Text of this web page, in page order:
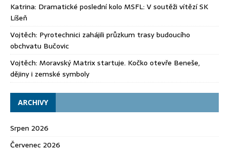
Katrina: Dramatické poslední kolo MSFL: V soutěži vítězí SK
Líšeň
Vojtěch: Pyrotechnici zahájili průzkum trasy budoucího
obchvatu Bučovic
Vojtěch: Moravský Matrix startuje. Kočko otevře Beneše,
dějiny i zemské symboly
ARCHIVY
Srpen 2026
Červenec 2026